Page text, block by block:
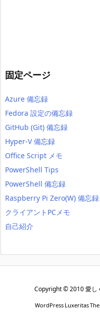
固定ページ
Azure 備忘録
Fedora 設定の備忘録
GitHub (Git) 備忘録
Hyper-V 備忘録
Office Script メモ
PowerShell Tips
PowerShell 備忘録
Raspberry Pi Zero(W) 備忘録
クライアントPCメモ
自己紹介
Copyright ©2010 愛し
WordPress Luxeritas